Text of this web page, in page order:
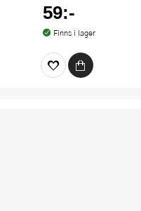
59:-
Finns i lager